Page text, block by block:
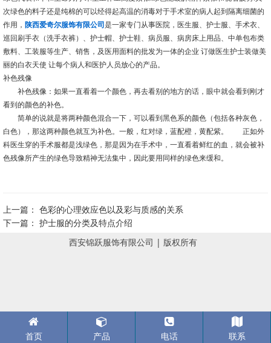
次绿色的料子还是纯棉的可以经得起高温的消毒对于手术室的病人起到隔离细菌的
作用， 陕西爱奇尔服饰有限公司 是一家专门从事医院，医生服、护士服、手术衣、
巡回刷手衣（洗手衣裤）、护士帽、护士鞋、病员服、病房床上用品、中单包布类
敷料、工装服等生产、销售，及医用面料的批发为一体的企业 订做医生护士装做美
丽的白衣天使 让每个病人和医护人员放心的产品。
补色残像
补色残像：如果一直看着一个颜色，再去看别的地方的话，眼中就会看到刚才
看到的颜色的补色。
简单的说就是将两种颜色混合一下，可以看到黑色系的颜色（包括各种灰色，
白色），那这两种颜色就互为补色。一般，红对绿，蓝配橙，黄配紫。 正如外
科医生穿的手术服都是浅绿色，那是因为在手术中，一直看着鲜红的血，就会被补
色残像所产生的绿色导致精神无法集中，因此要用同样的绿色来缓和。
上一篇： 色彩的心理效应色以及彩与质感的关系
下一篇： 护士服的分类及特点介绍
西安锦跃服饰有限公司 | 版权所有
首页 产品 电话 联系